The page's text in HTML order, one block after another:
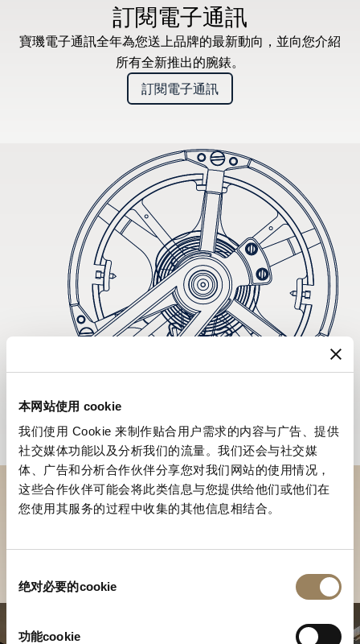
本网站使用 cookie
我们使用 Cookie 来制作贴合用户需求的内容与广告、提供
社交媒体功能以及分析我们的流量。我们还会与社交媒
体、广告和分析合作伙伴分享您对我们网站的使用情况，
这些合作伙伴可能会将此类信息与您提供给他们或他们在
您使用其服务的过程中收集的其他信息相结合。
绝对必要的cookie
功能cookie
訂閱電子通訊
寶璣電子通訊全年為您送上品牌的最新動向，並向您介紹
所有全新推出的腕錶。
訂閱電子通訊
於專賣店探索品牌系列作品
尋找專賣店